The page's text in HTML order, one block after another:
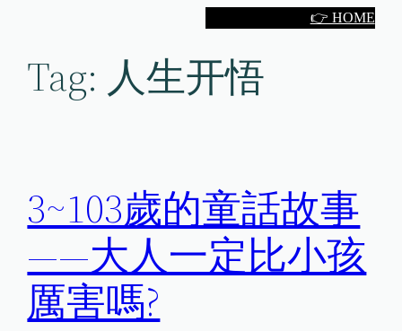
👉 HOME
Tag: 人生开悟
3~103歲的童話故事
——大人一定比小孩
厲害嗎?